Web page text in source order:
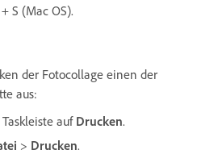
S (Mac OS).
der Fotocollage einen der
aus:
auf Drucken.
> Drucken.